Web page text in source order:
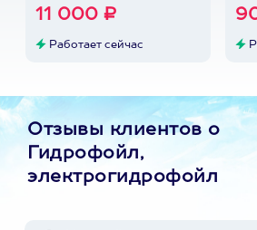
11 000 ₽
Работает сейчас
Отзывы клиентов о
Гидрофойл,
электрогидрофойл